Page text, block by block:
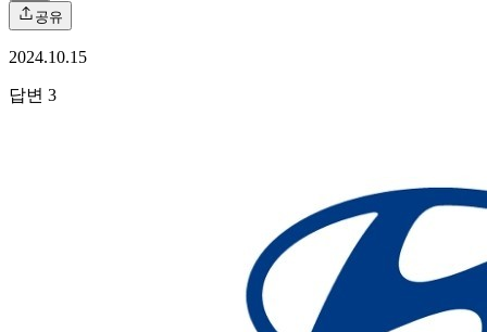
공유
2024.10.15
답변 3